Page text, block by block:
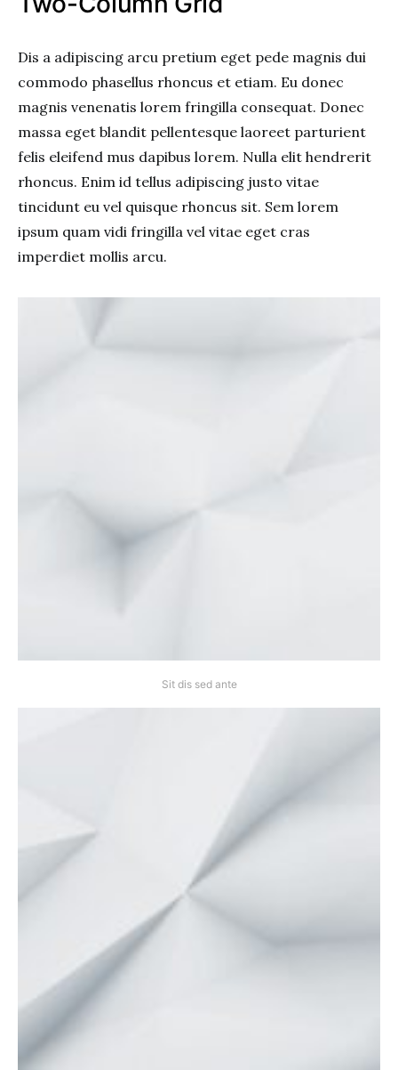
Dis a adipiscing arcu pretium eget pede magnis dui
commodo phasellus rhoncus et etiam. Eu donec
magnis venenatis lorem fringilla consequat. Donec
massa eget blandit pellentesque laoreet parturient
felis eleifend mus dapibus lorem. Nulla elit hendrerit
rhoncus. Enim id tellus adipiscing justo vitae
tincidunt eu vel quisque rhoncus sit. Sem lorem
ipsum quam vidi fringilla vel vitae eget cras
imperdiet mollis arcu.
Sit dis sed ante